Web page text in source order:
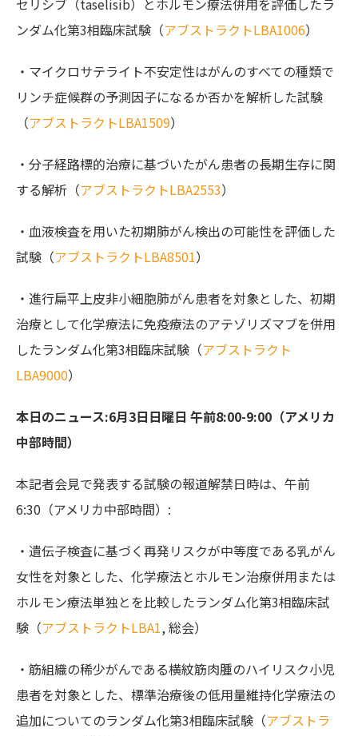
セリシブ（taselisib）とホルモン療法併用を評価したラ
ンダム化第3相臨床試験（アブストラクトLBA1006）
・マイクロサテライト不安定性はがんのすべての種類で
リンチ症候群の予測因子になるか否かを解析した試験
（アブストラクトLBA1509）
・分子経路標的治療に基づいたがん患者の長期生存に関
する解析（アブストラクトLBA2553）
・血液検査を用いた初期肺がん検出の可能性を評価した
試験（アブストラクトLBA8501）
・進行扁平上皮非小細胞肺がん患者を対象とした、初期
治療として化学療法に免疫療法のアテゾリズマブを併用
したランダム化第3相臨床試験（アブストラクト
LBA9000）
本日のニュース:6月3日日曜日 午前8:00-9:00（アメリカ
中部時間）
本記者会見で発表する試験の報道解禁日時は、午前
6:30（アメリカ中部時間）:
・遺伝子検査に基づく再発リスクが中等度である乳がん
女性を対象とした、化学療法とホルモン治療併用または
ホルモン療法単独とを比較したランダム化第3相臨床試
験（アブストラクトLBA1, 総会）
・筋組織の稀少がんである横紋筋肉腫のハイリスク小児
患者を対象とした、標準治療後の低用量維持化学療法の
追加についてのランダム化第3相臨床試験（アブストラ